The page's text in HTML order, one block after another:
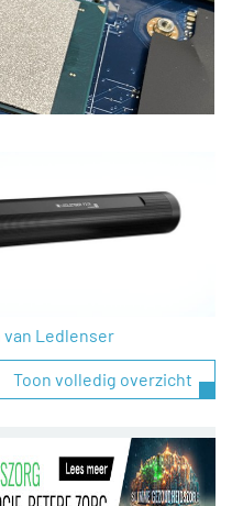
Ledlenser
Toon volledig overzicht